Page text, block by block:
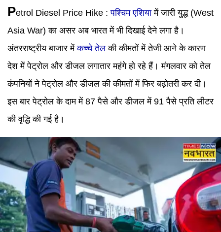
Petrol Diesel Price Hike :पश्चिम एशियामें जारी युद्ध (West
Asia War) का असर अब भारत में भी दिखाई देने लगा है।
अंतरराष्ट्रीय बाजार मेंकच्चे तेल की कीमतों में तेजी आने के कारण
देश में पेट्रोल और डीजल लगातार महंगे हो रहे हैं। मंगलवार को तेल
कंपनियों ने पेट्रोल और डीजल की कीमतों में फिर बढ़ोतरी कर दी।
इस बार पेट्रोल के दाम में 87 पैसे और डीजल में 91 पैसे प्रति लीटर
की वृद्धि की गई है।